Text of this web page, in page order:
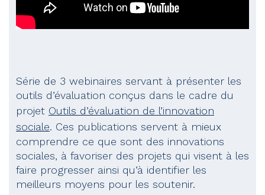
Série de 3 webinaires servant à présenter les
outils d’évaluation conçus dans le cadre du
projet Outils d’évaluation de l’innovation
sociale. Ces publications servent à mieux
comprendre ce que sont des innovations
sociales, à favoriser des projets qui visent à les
faire progresser ainsi qu’à identifier les
meilleurs moyens pour les soutenir.